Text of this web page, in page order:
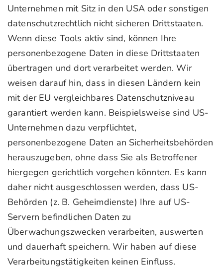
Unternehmen mit Sitz in den USA oder sonstigen
datenschutzrechtlich nicht sicheren Drittstaaten.
Wenn diese Tools aktiv sind, können Ihre
personenbezogene Daten in diese Drittstaaten
übertragen und dort verarbeitet werden. Wir
weisen darauf hin, dass in diesen Ländern kein
mit der EU vergleichbares Datenschutzniveau
garantiert werden kann. Beispielsweise sind US-
Unternehmen dazu verpflichtet,
personenbezogene Daten an Sicherheitsbehörden
herauszugeben, ohne dass Sie als Betroffener
hiergegen gerichtlich vorgehen könnten. Es kann
daher nicht ausgeschlossen werden, dass US-
Behörden (z. B. Geheimdienste) Ihre auf US-
Servern befindlichen Daten zu
Überwachungszwecken verarbeiten, auswerten
und dauerhaft speichern. Wir haben auf diese
Verarbeitungstätigkeiten keinen Einfluss.